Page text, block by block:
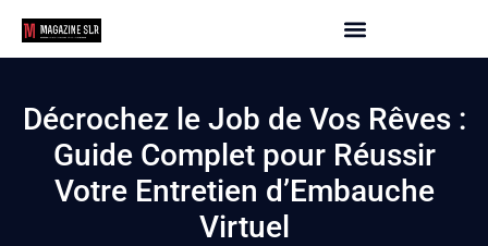
Décrochez le Job de Vos Rêves :
Guide Complet pour Réussir
Votre Entretien d’Embauche
Virtuel